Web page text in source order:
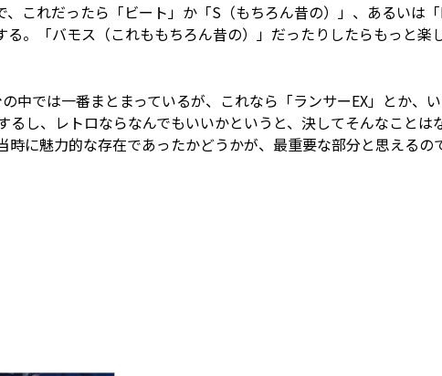
、これだったら「ビート」か「S（もちろん昔の）」、あるいは
。「バモス（これももちろん昔の）」だったりしたらもっと楽
中では一番まとまっているが、これなら「ランサーEX」とか、
し、レトロならなんでもいいかというと、決してそんなことは
時に魅力的な存在であったかどうかが、最重要な部分と思えるの